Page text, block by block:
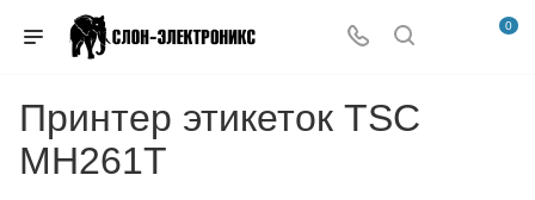
0
Принтер этикеток TSC
MH261T